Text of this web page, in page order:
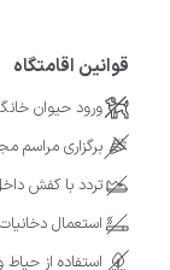
قوانین اقامتگاه
ورود حیوان
برگزاری مراسم
تردد با کفش
استعمال
استفاده از